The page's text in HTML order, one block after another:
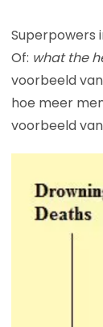
Superpowers
Of: what the
voorbeeld
hoe meer
voorbeeld